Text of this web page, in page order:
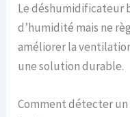
Le déshumidificateur
d’humidité mais ne
améliorer la
une solution durable.
Comment détecter